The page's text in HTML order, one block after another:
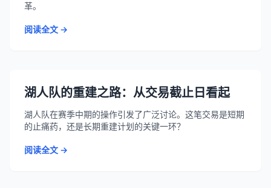
革。
阅读全文 →
湖人队的重建之路：从交易截止日看起
湖人队在赛季中期的操作引发了广泛讨论。这笔交易是短期
的止痛药，还是长期重建计划的关键一环？
阅读全文 →